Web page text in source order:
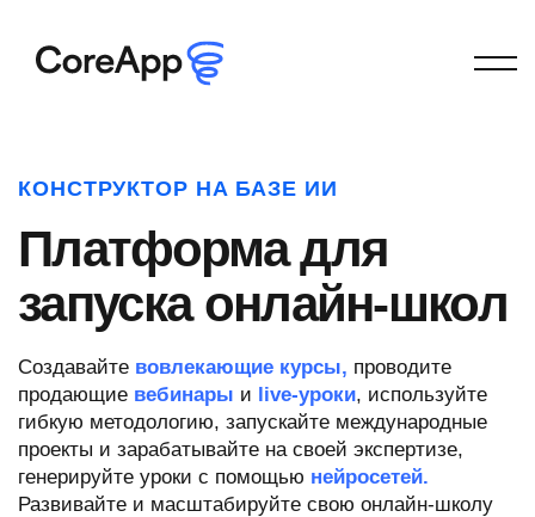
КОНСТРУКТОР НА БАЗЕ ИИ
Платформа для
запуска онлайн-школ
Создавайте вовлекающие курсы, проводите
продающие вебинары и live-уроки, используйте
гибкую методологию, запускайте международные
проекты и зарабатывайте на своей экспертизе,
генерируйте уроки с помощью нейросетей.
Развивайте и масштабируйте свою онлайн-школу